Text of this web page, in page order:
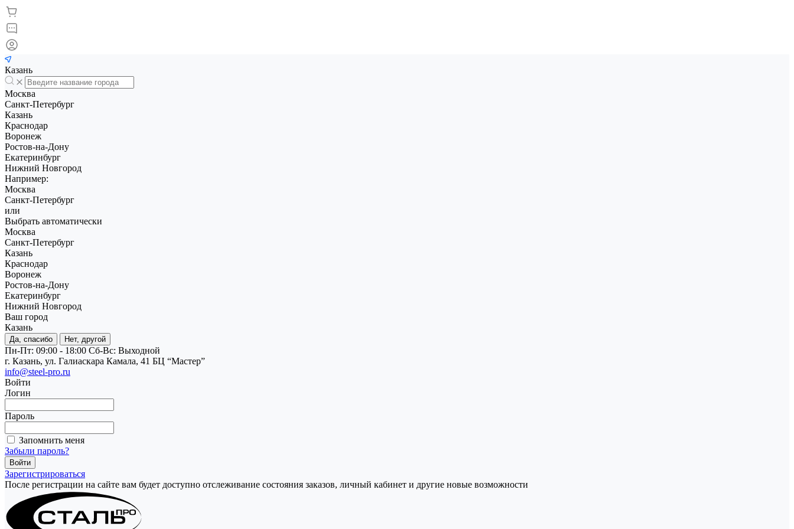
Казань
Москва
Санкт-Петербург
Казань
Краснодар
Воронеж
Ростов-на-Дону
Екатеринбург
Нижний Новгород
Например:
Москва
Санкт-Петербург
или
Выбрать автоматически
Москва
Санкт-Петербург
Казань
Краснодар
Воронеж
Ростов-на-Дону
Екатеринбург
Нижний Новгород
Ваш город
Казань
Да, спасибо Нет, другой
Пн-Пт: 09:00 - 18:00 Cб-Вс: Выходной
г. Казань, ул. Галиаскара Камала, 41 БЦ “Мастер”
info@steel-pro.ru
Войти
Логин
Пароль
Запомнить меня
Забыли пароль?
Зарегистрироваться
После регистрации на сайте вам будет доступно отслеживание состояния заказов, личный кабинет и другие новые возможности